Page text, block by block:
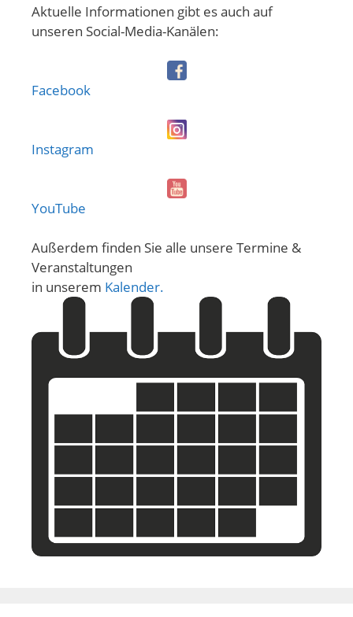
Aktuelle Informationen gibt es auch auf
unseren Social-Media-Kanälen:
Facebook
Instagram
YouTube
Außerdem finden Sie alle unsere Termine &
Veranstaltungen
in unserem Kalender.